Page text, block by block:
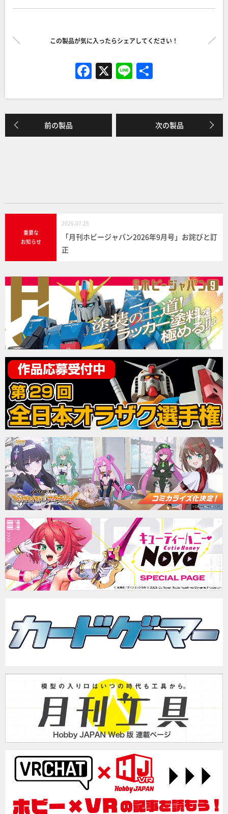
この製品が気に入ったらシェアしてください！
F
c
e
b
X Li
e
前の製品 次の製品
重要な
お知らせ
2026.07.25
「月刊ホビージャパン2026年9月号」お詫びと訂
正